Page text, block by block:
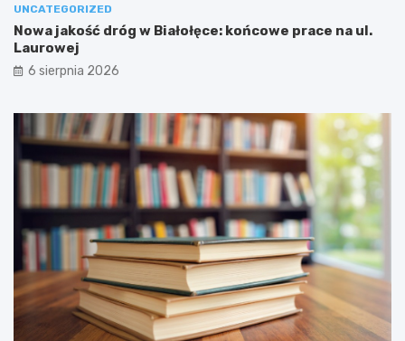
UNCATEGORIZED
Nowa jakość dróg w Białołęce: końcowe prace na ul.
Laurowej
6 sierpnia 2026